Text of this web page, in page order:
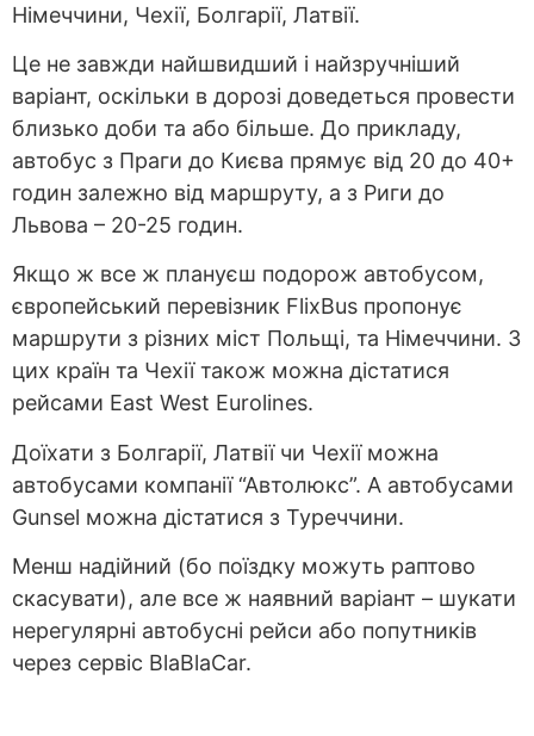
Німеччини, Чехії, Болгарії, Латвії.
Це не завжди найшвидший і найзручніший
варіант, оскільки в дорозі доведеться провести
близько доби та або більше. До прикладу,
автобус з Праги до Києва прямує від 20 до 40+
годин залежно від маршруту, а з Риги до
Львова – 20-25 годин.
Якщо ж все ж плануєш подорож автобусом,
європейський перевізник FlixBus пропонує
маршрути з різних міст Польщі, та Німеччини. З
цих країн та Чехії також можна дістатися
рейсами East West Eurolines.
Доїхати з Болгарії, Латвії чи Чехії можна
автобусами компанії “Автолюкс”. А автобусами
Gunsel можна дістатися з Туреччини.
Менш надійний (бо поїздку можуть раптово
скасувати), але все ж наявний варіант – шукати
нерегулярні автобусні рейси або попутників
через сервіс BlaBlaCar.